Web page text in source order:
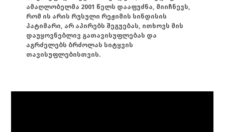
ამაღლობელმა 2001 წელს დააფუძნა, მიიჩნევს,
რომ ის არის რუსული რეჟიმის სინდისის
პატიმარი, არ აპირებს შეგუებას, ითხოვს მის
დაუყოვნებლივ გათავისუფლებას და
აგრძელებს ბრძოლას სიტყვის
თავისუფლებისთვის.